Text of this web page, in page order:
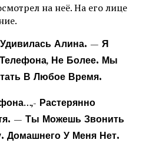
на неё. На его лице
Алина. — Я
Не Более. Мы
В Любое Время.
Растерянно
— Ты Можешь Звонить
Домашнего У Меня Нет.